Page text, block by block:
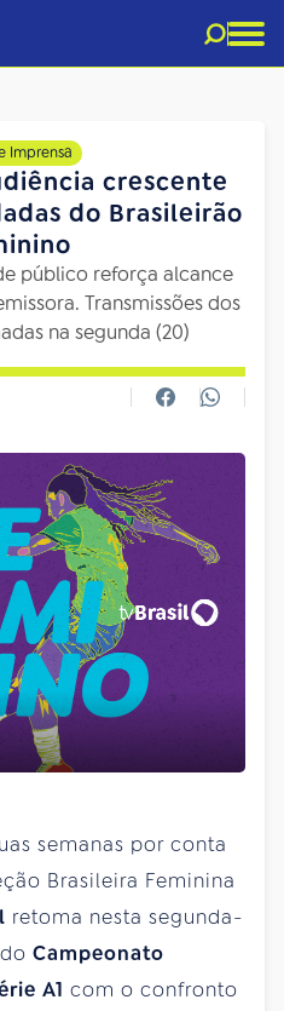
Imprensa
crescente
do Brasileirão
público reforça alcance
Transmissões dos
na segunda (20)
semanas por conta
Brasileira Feminina
retoma nesta segunda-
Campeonato
A1 com o confronto